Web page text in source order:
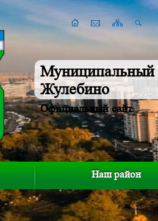
Муниципальный
Жулебино
Официальный сайт
Наш район